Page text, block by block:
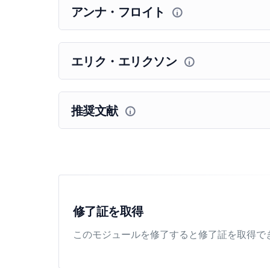
アンナ・フロイト
エリク・エリクソン
推奨文献
修了証を取得
このモジュールを修了すると修了証を取得で